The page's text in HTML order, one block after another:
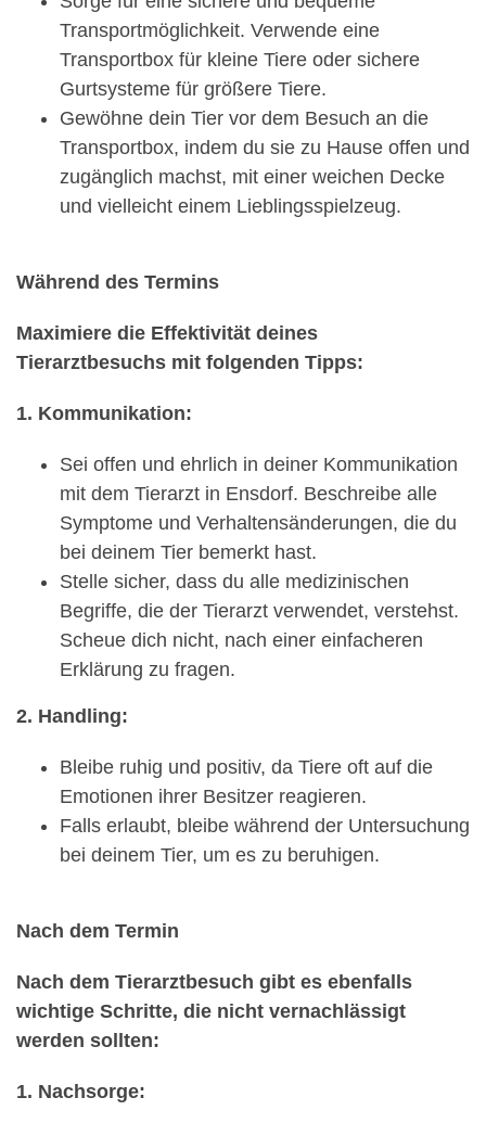
Transportmöglichkeit. Verwende eine
Transportbox für kleine Tiere oder sichere
Gurtsysteme für größere Tiere.
Gewöhne dein Tier vor dem Besuch an die
Transportbox, indem du sie zu Hause offen und
zugänglich machst, mit einer weichen Decke
und vielleicht einem Lieblingsspielzeug.
Während des Termins
Maximiere die Effektivität deines
Tierarztbesuchs mit folgenden Tipps:
1. Kommunikation:
Sei offen und ehrlich in deiner Kommunikation
mit dem Tierarzt in Ensdorf. Beschreibe alle
Symptome und Verhaltensänderungen, die du
bei deinem Tier bemerkt hast.
Stelle sicher, dass du alle medizinischen
Begriffe, die der Tierarzt verwendet, verstehst.
Scheue dich nicht, nach einer einfacheren
Erklärung zu fragen.
2. Handling:
Bleibe ruhig und positiv, da Tiere oft auf die
Emotionen ihrer Besitzer reagieren.
Falls erlaubt, bleibe während der Untersuchung
bei deinem Tier, um es zu beruhigen.
Nach dem Termin
Nach dem Tierarztbesuch gibt es ebenfalls
wichtige Schritte, die nicht vernachlässigt
werden sollten:
1. Nachsorge: